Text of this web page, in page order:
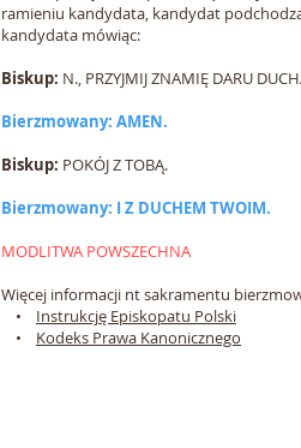
ramieniu kandydata, kandydat
kandydata mówiąc:
Biskup: N., PRZYJMIJ ZNAMIĘ DARU
Bierzmowany: AMEN.
Biskup: POKÓJ Z TOBĄ.
Bierzmowany: I Z DUCHEM TWOIM.
MODLITWA POWSZECHNA
Więcej informacji nt sakramentu
• Instrukcję Episkopatu Polski
• Kodeks Prawa Kanonicznego